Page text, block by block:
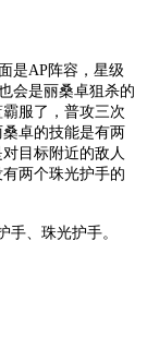
是AP阵容，星级
会是丽桑卓狙杀的
服了，普攻三次
卓的技能是有两
目标附近的敌人
两个珠光护手的
手、珠光护手。